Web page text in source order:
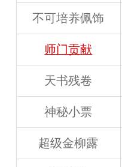
不可培养佩饰
师门贡献
天书残卷
神秘小票
超级金柳露